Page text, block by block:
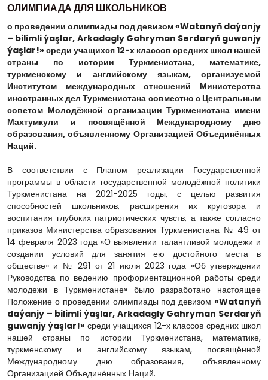
ОЛИМПИАДА ДЛЯ ШКОЛЬНИКОВ
о проведении олимпиады под девизом «Watanyň daýanjy
– bilimli ýaşlar, Arkadagly Gahryman Serdaryň guwanjy
ýaşlar!» среди учащихся 12-х классов средних школ нашей
страны по истории Туркменистана, математике,
туркменскому и английскому языкам, организуемой
Институтом международных отношений Министерства
иностранных дел Туркменистана совместно с Центральным
советом Молодёжной организации Туркменистана имени
Махтумкули и посвящённой Международному дню
образования, объявленному Организацией Объединённых
Наций.
В соответствии с Планом реализации Государственной
программы в области государственной молодёжной политики
Туркменистана на 2021-2025 годы, с целью развития
способностей школьников, расширения их кругозора и
воспитания глубоких патриотических чувств, а также согласно
приказов Министерства образования Туркменистана № 49 от
14 февраля 2023 года «О выявлении талантливой молодежи и
создании условий для занятия ею достойного места в
обществе» и № 291 от 21 июля 2023 года «Об утверждении
Руководства по ведению профориентационной работы среди
молодежи в Туркменистане» было разработано настоящее
Положение о проведении олимпиады под девизом «Watanyň
daýanjy – bilimli ýaşlar, Arkadagly Gahryman Serdaryň
guwanjy ýaşlar!» среди учащихся 12-х классов средних школ
нашей страны по истории Туркменистана, математике,
туркменскому и английскому языкам, посвящённой
Международному дню образования, объявленному
Организацией Объединённых Наций.